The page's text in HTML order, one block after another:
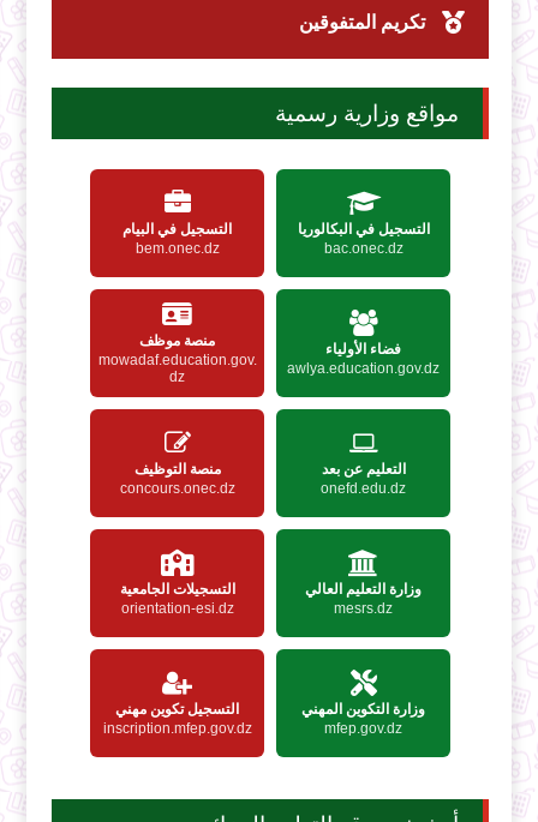
تكريم المتفوقين
مواقع وزارية رسمية
التسجيل في البكالوريا
bac.onec.dz
التسجيل في البيام
bem.onec.dz
فضاء الأولياء
awlya.education.gov.dz
منصة موظف
mowadaf.education.gov.
dz
التعليم عن بعد
onefd.edu.dz
منصة التوظيف
concours.onec.dz
وزارة التعليم العالي
mesrs.dz
التسجيلات الجامعية
orientation-esi.dz
وزارة التكوين المهني
mfep.gov.dz
التسجيل تكوين مهني
inscription.mfep.gov.dz